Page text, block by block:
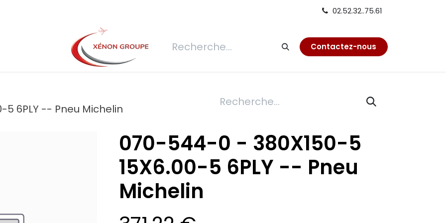
02.52.32..75.61
Demande de devis Connexion Réfection Contactez-nous
5 6PLY -- Pneu Michelin
070-544-0 - 380X150-5
15X6.00-5 6PLY -- Pneu
Michelin